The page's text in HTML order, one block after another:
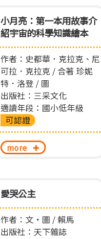
小月亮：第一本用故事介
紹宇宙的科學知識繪本
作者：史都華．克拉克、尼
可拉．克拉克 / 合著 珍妮
特．洛登 / 圖
出版社：三采文化
適讀年段：國小低年級
可認證
more
愛哭公主
作者：文‧圖 / 賴馬
出版社：天下雜誌